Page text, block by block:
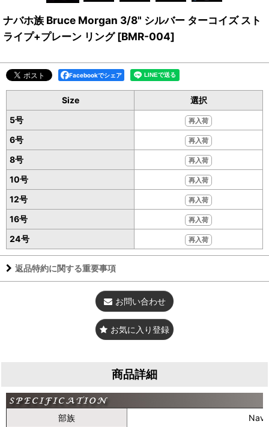
ナバホ族 Bruce Morgan 3/8" シルバー ターコイズ スト
ライプ+プレーン リング [BMR-004]
Facebookでシェア
Size
選択
5号
再入荷
6号 再入荷
8号 再入荷
10号 再入荷
12号 再入荷
16号 再入荷
24号 再入荷
返品特約に関する重要事項
お問い合わせ
お気に入り登録
商品詳細
部族